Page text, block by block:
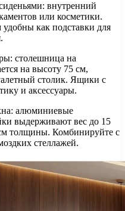
внутренний
или косметики.
как подставки для
столешница на
на высоту 75 см,
столик. Ящики с
и аксессуары.
алюминиевые
выдерживают вес до 15
толщины. Комбинируйте с
стеллажей.